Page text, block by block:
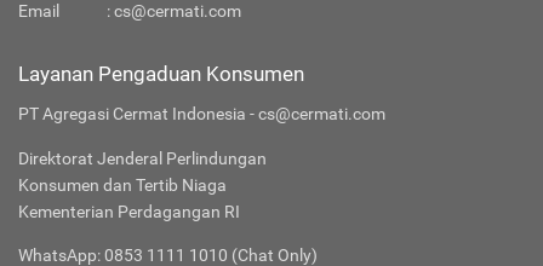
Email
:cs@cermati.com
Layanan Pengaduan Konsumen
PT Agregasi Cermat Indonesia - cs@cermati.com
Direktorat Jenderal Perlindungan
Konsumen dan Tertib Niaga
Kementerian Perdagangan RI
WhatsApp: 0853 1111 1010 (Chat Only)